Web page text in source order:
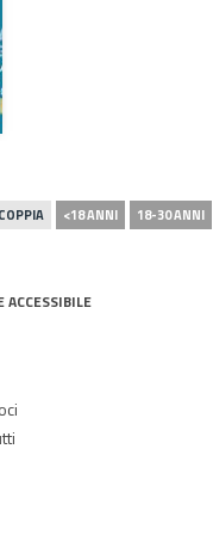
<18 ANNI 18-30 ANNI